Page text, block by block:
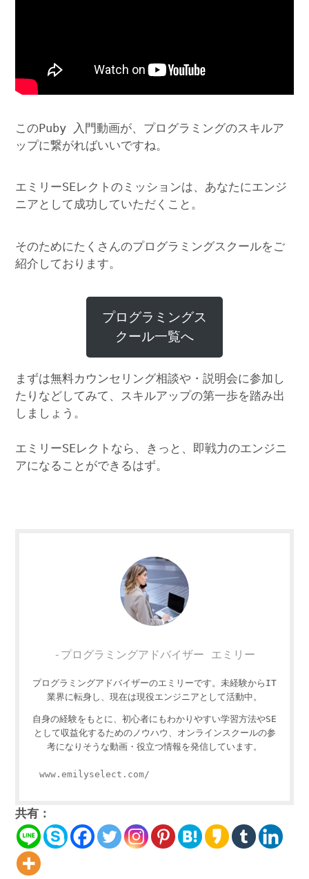
このPuby 入門動画が、プログラミングのスキルア
ップに繋がればいいですね。
エミリーSEレクトのミッションは、あなたにエンジ
ニアとして成功していただくこと。
そのためにたくさんのプログラミングスクールをご
紹介しております。
プログラミングス
クール一覧へ
まずは無料カウンセリング相談や・説明会に参加し
たりなどしてみて、スキルアップの第一歩を踏み出
しましょう。
エミリーSEレクトなら、きっと、即戦力のエンジニ
アになることができるはず。
-プログラミングアドバイザー エミリー
プログラミングアドバイザーのエミリーです。未経験からIT
業界に転身し、現在は現役エンジニアとして活動中。
自身の経験をもとに、初心者にもわかりやすい学習方法やSE
として収益化するためのノウハウ、オンラインスクールの参
考になりそうな動画・役立つ情報を発信しています。
www.emilyselect.com/
共有：